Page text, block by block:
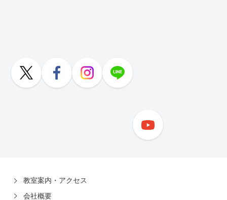
教室案内・アクセス
会社概要